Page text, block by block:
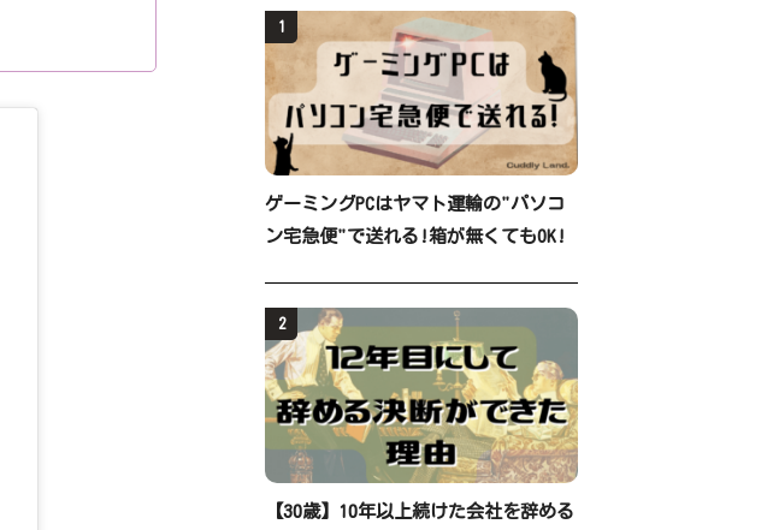
1
ゲーミングPCはヤマト運輸の"パソコ
ン宅急便"で送れる!箱が無くてもOK!
2
【30歳】10年以上続けた会社を辞める